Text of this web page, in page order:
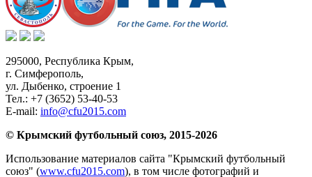
295000, Республика Крым,
г. Симферополь,
ул. Дыбенко, строение 1
Тел.: +7 (3652) 53-40-53
E-mail: info@cfu2015.com
© Крымский футбольный союз, 2015-2026
Использование материалов сайта "Крымский футбольный
союз" (www.cfu2015.com), в том числе фотографий и